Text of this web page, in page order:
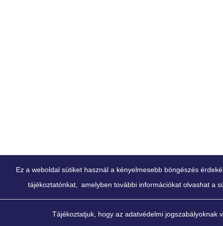
Ez a weboldal sütiket használ a kényelmesebb böngészés
tájékoztatónkat,
amelyben további információkat olvashat a
Tájékoztatjuk, hogy az adatvédelmi jogszabályoknak